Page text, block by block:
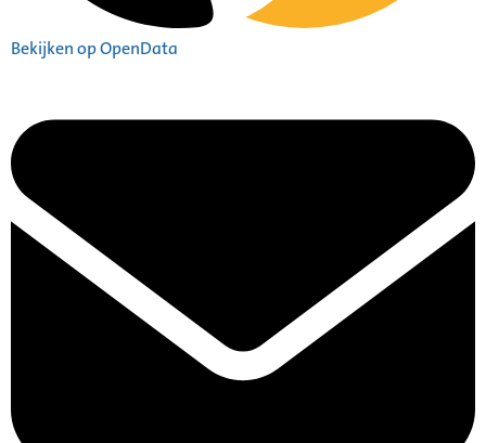
Bekijken op OpenData